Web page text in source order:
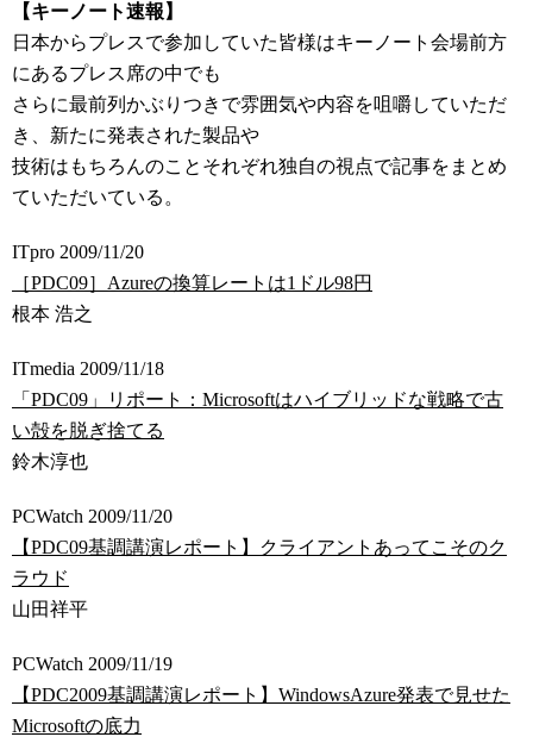
【キーノート速報】
日本からプレスで参加していた皆様はキーノート会場前方
にあるプレス席の中でも
さらに最前列かぶりつきで雰囲気や内容を咀嚼していただ
き、新たに発表された製品や
技術はもちろんのことそれぞれ独自の視点で記事をまとめ
ていただいている。
ITpro 2009/11/20
［PDC09］Azureの換算レートは1ドル98円
根本 浩之
ITmedia 2009/11/18
「PDC09」リポート：Microsoftはハイブリッドな戦略で古
い殻を脱ぎ捨てる
鈴木淳也
PCWatch 2009/11/20
【PDC09基調講演レポート】クライアントあってこそのク
ラウド
山田祥平
PCWatch 2009/11/19
【PDC2009基調講演レポート】WindowsAzure発表で見せた
Microsoftの底力